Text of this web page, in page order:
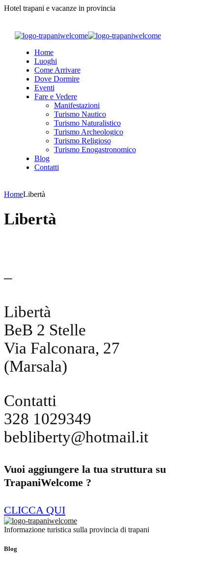
Hotel trapani e vacanze in provincia
Home
Luoghi
Come Arrivare
Dove Dormire
Eventi
Fare e Vedere
Manifestazioni
Turismo Nautico
Turismo Naturalistico
Turismo Archeologico
Turismo Religioso
Turismo Enogastronomico
Blog
Contatti
HomeLibertà
Libertà
–
Libertà
BeB 2 Stelle
Via Falconara, 27
(Marsala)
Contatti
328 1029349
bebliberty@hotmail.it
Vuoi aggiungere la tua struttura su
TrapaniWelcome ?
CLICCA QUI
Informazione turistica sulla provincia di trapani
Blog